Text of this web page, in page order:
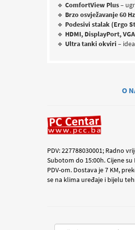
🔹 ComfortView Plus–
🔹 Brzo osvježavanje 60
🔹 Podesivi stalak (Ergo
🔹 HDMI, DisplayPort,
🔹 Ultra tanki okviri –
O
PDV: 227788030001; Radno
Subotom do 15:00h. Cijene su
PDV-om. Dostava je 7 KM,
se na klima uređaje i bijelu